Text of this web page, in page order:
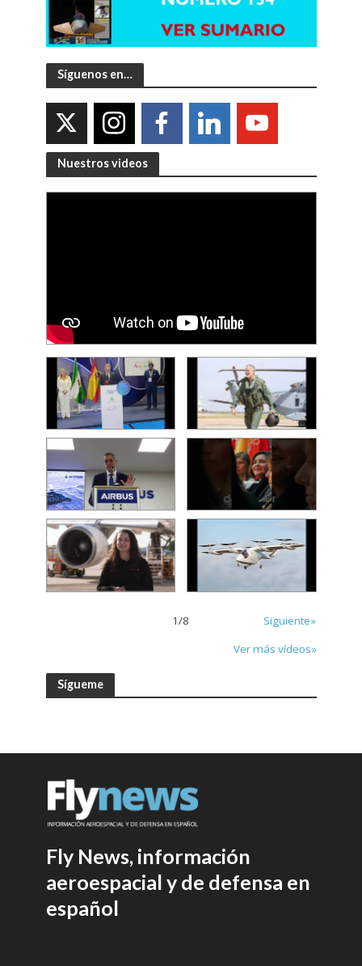
Síguenos en…
Nuestros videos
1/8
Siguiente»
Ver más vídeos»
Sígueme
Fly News, información
aeroespacial y de defensa en
español